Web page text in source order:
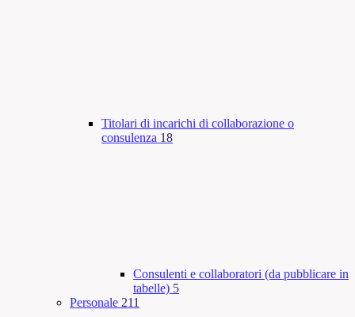
Titolari di incarichi di collaborazione o
consulenza 18
Consulenti e collaboratori (da pubblicare in
tabelle) 5
Personale 211